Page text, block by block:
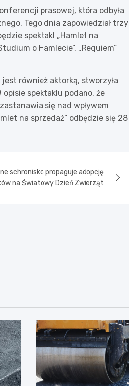
prasowej, która odbyła
Tego dnia zapowiedział trzy
spektakl „Hamlet na
o Hamlecie”, „Requiem”
również aktorką, stworzyła
spektaklu podano, że
się nad wpływem
na sprzedaż” odbędzie się 28
schronisko propaguje adopcję
na Światowy Dzień Zwierząt